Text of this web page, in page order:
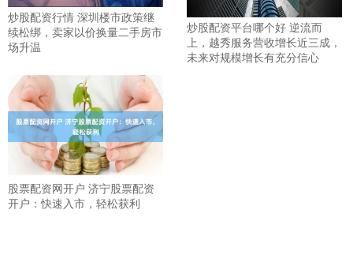
炒股配资行情 深圳楼市政策继
续松绑，卖家以价换量二手房市
场升温
炒股配资平台哪个好 逆流而
上，越秀服务营收增长近三成，
未来对规模增长有充分信心
股票配资网开户 济宁股票配资
开户：快速入市，轻松获利